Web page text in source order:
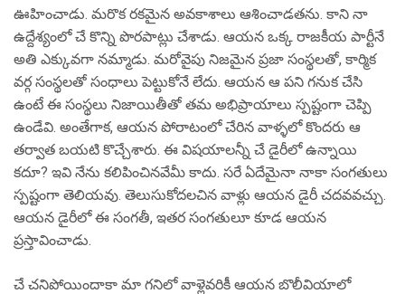
ఊహించాడు. మరొక రకమైన అవకాశాలు ఆశించాడతను. కాని నా
ఉద్దేశ్యంలో చే కొన్ని పొరపాట్లు చేశాడు. ఆయన ఒక్క రాజకీయ పార్టీనే
అతి ఎక్కువగా నమ్మాడు. మరోవైపు నిజమైన ప్రజా సంస్థలతో, కార్మిక
వర్గ సంస్థలతో సంధాలు పెట్టుకోనే లేదు. ఆయన ఆ పని గనుక చేసి
ఉంటే ఈ సంస్థలు నిజాయితీతో తమ అభిప్రాయాలు స్పష్టంగా చెప్పి
ఉండేవి. అంతేగాక, ఆయన పోరాటంలో చేరిన వాళ్ళలో కొందరు ఆ
తర్వాత బయటి కొచ్చేశారు. ఈ విషయాలన్నీ చే డైరీలో ఉన్నాయి
కదూ? ఇవి నేను కలిపించినవేమీ కాదు. సరే ఏదేమైనా నాకా సంగతులు
స్పష్టంగా తెలియవు. తెలుసుకోదలచిన వాళ్లు ఆయన డైరీ చదవవచ్చు.
ఆయన డైరీలో ఈ సంగతీ, ఇతర సంగతులూ కూడ ఆయన
ప్రస్తావించాడు.
చే చనిపోయిందాకా మా గనిలో వాళ్లెవరికీ ఆయన బొలీవియాలో